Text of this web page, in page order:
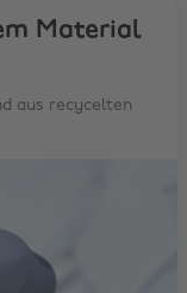
Material
aus recycelten